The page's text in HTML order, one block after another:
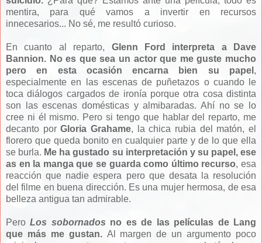
mentira, para qué vamos a invertir en recursos
innecesarios... No sé, me resultó curioso.
En cuanto al reparto, Glenn Ford interpreta a Dave
Bannion. No es que sea un actor que me guste mucho
pero en esta ocasión encarna bien su papel ,
especialmente en las escenas de puñetazos o cuando le
toca diálogos cargados de ironía porque otra cosa distinta
son las escenas domésticas y almibaradas. Ahí no se lo
cree ni él mismo. Pero si tengo que hablar del reparto, me
decanto porGloria Grahame, la chica rubia del matón, el
florero que queda bonito en cualquier parte y de lo que ella
se burla. Me ha gustado su interpretación y su papel, ese
as en la manga que se guarda como último recurso, esa
reacción que nadie espera pero que desata la resolución
del filme en buena dirección. Es una mujer hermosa, de esa
belleza antigua tan admirable.
PeroLos sobornados no es de las películas de Lang
que más me gustan. Al margen de un argumento poco